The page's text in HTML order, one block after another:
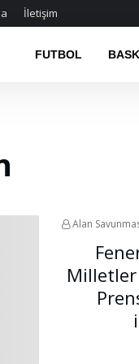
İletişim
FUTBOL
Alan
Milletler